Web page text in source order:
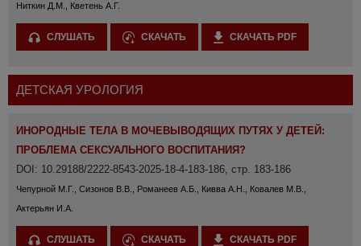
Ниткин Д.М., Кветень А.Г.
СЛУШАТЬ СКАЧАТЬ СКАЧАТЬ PDF
ДЕТСКАЯ УРОЛОГИЯ
ИНОРОДНЫЕ ТЕЛА В МОЧЕВЫВОДЯЩИХ ПУТЯХ У ДЕТЕЙ:
ПРОБЛЕМА СЕКСУАЛЬНОГО ВОСПИТАНИЯ?
DOI: 10.29188/2222-8543-2025-18-4-183-186, стр. 183-186
Чепурной М.Г., Сизонов В.В., Романеев А.Б., Кивва А.Н., Ковалев М.В.,
Актерьян И.А.
СЛУШАТЬ СКАЧАТЬ СКАЧАТЬ PDF